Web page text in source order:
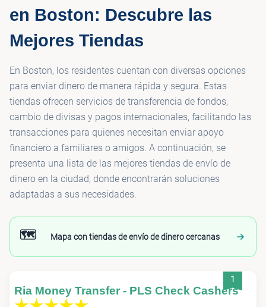
en Boston: Descubre las
Mejores Tiendas
En Boston, los residentes cuentan con diversas opciones
para enviar dinero de manera rápida y segura. Estas
tiendas ofrecen servicios de transferencia de fondos,
cambio de divisas y pagos internacionales, facilitando las
transacciones para quienes necesitan enviar apoyo
financiero a familiares o amigos. A continuación, se
presenta una lista de las mejores tiendas de envío de
dinero en la ciudad, donde encontrarán soluciones
adaptadas a sus necesidades.
🗺️ Mapa con tiendas de envío de dinero cercanas
1
Ria Money Transfer - PLS Check Cashers